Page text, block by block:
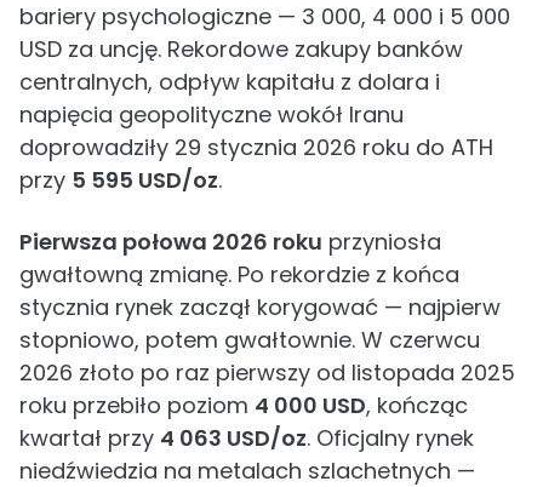
bariery psychologiczne — 3 000, 4 000 i 5 000
USD za uncję. Rekordowe zakupy banków
centralnych, odpływ kapitału z dolara i
napięcia geopolityczne wokół Iranu
doprowadziły 29 stycznia 2026 roku do ATH
przy 5 595 USD/oz.
Pierwsza połowa 2026 roku przyniosła
gwałtowną zmianę. Po rekordzie z końca
stycznia rynek zaczął korygować — najpierw
stopniowo, potem gwałtownie. W czerwcu
2026 złoto po raz pierwszy od listopada 2025
roku przebiło poziom 4 000 USD, kończąc
kwartał przy 4 063 USD/oz. Oficjalny rynek
niedźwiedzia na metalach szlachetnych —